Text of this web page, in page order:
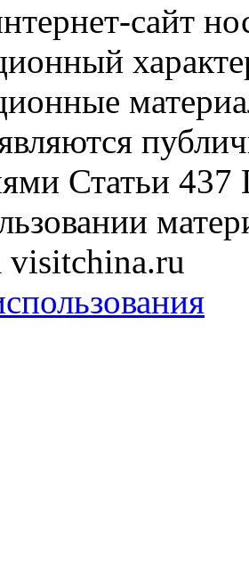
сайт
Статьи 437
visitchina.ru